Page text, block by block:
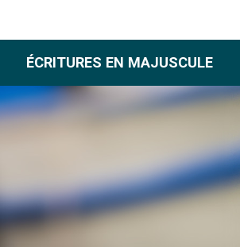
ÉCRITURES EN MAJUSCULE